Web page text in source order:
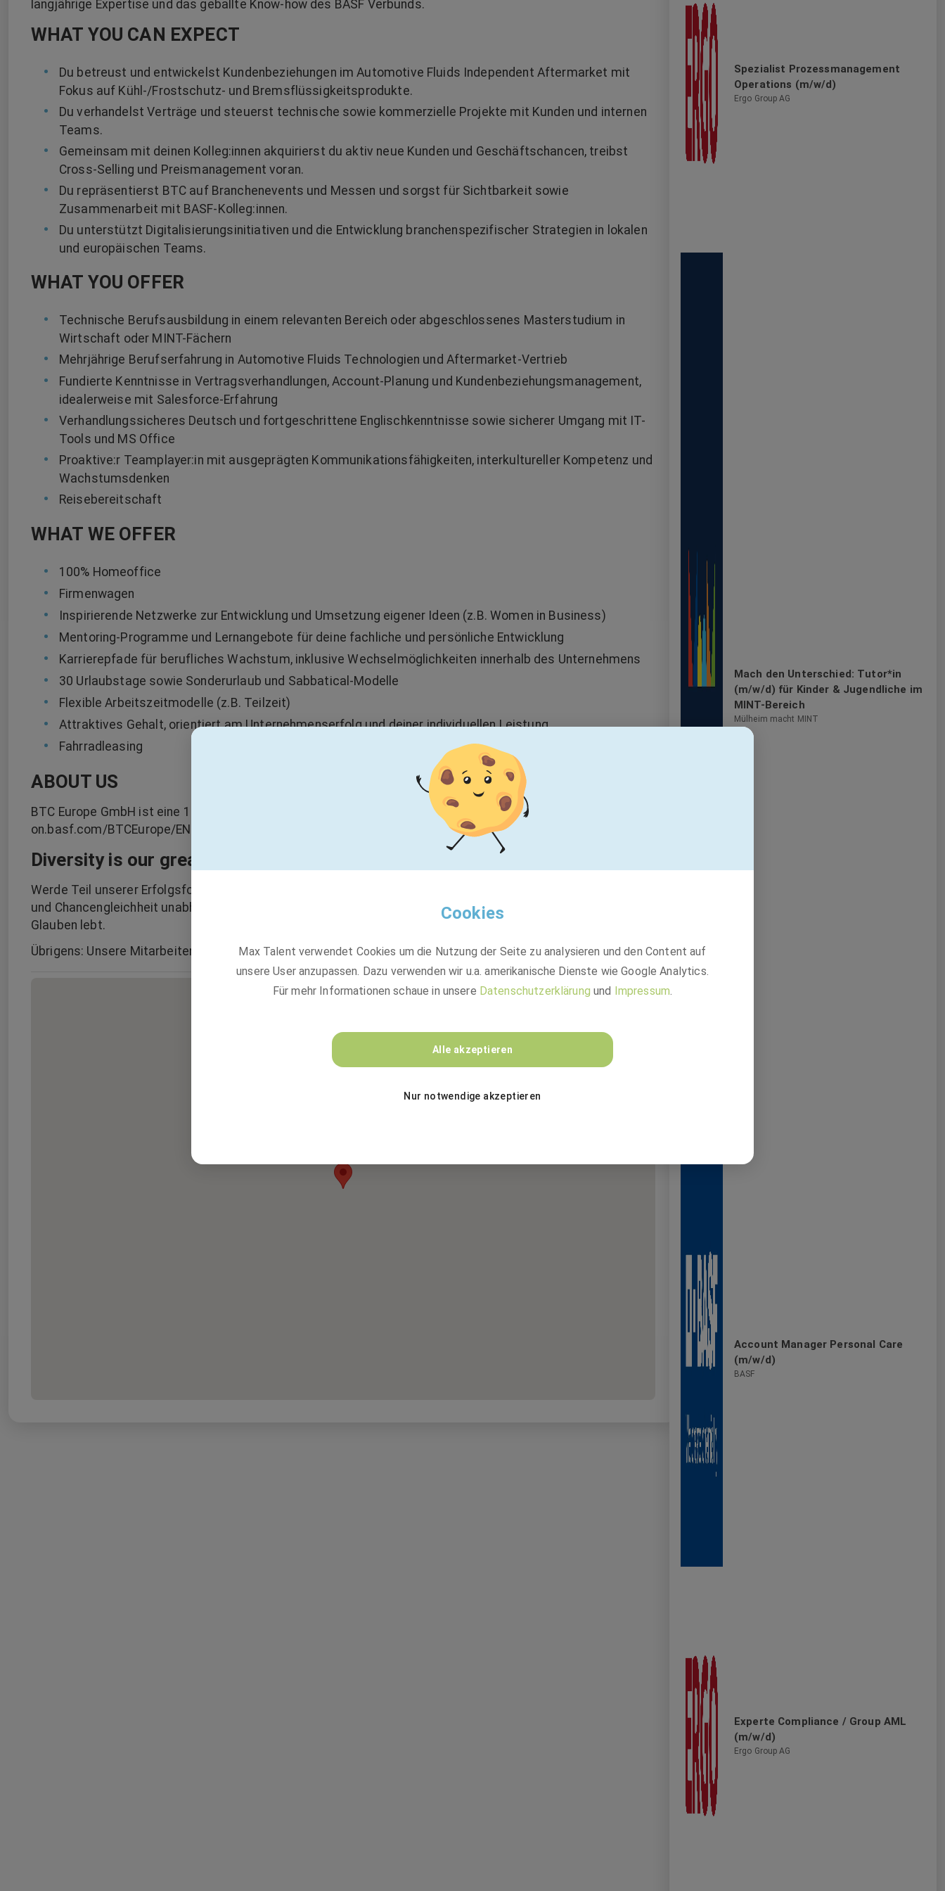
langjährige Expertise und das geballte Know-how des BASF Verbunds.
WHAT YOU CAN EXPECT
Du betreust und entwickelst Kundenbeziehungen im Automotive Fluids Independent Aftermarket mit
Fokus auf Kühl-/Frostschutz- und Bremsflüssigkeitsprodukte.
Du verhandelst Verträge und steuerst technische sowie kommerzielle Projekte mit Kunden und internen
Teams.
Gemeinsam mit deinen Kolleg:innen akquirierst du aktiv neue Kunden und Geschäftschancen, treibst
Cross-Selling und Preismanagement voran.
Du repräsentierst BTC auf Branchenevents und Messen und sorgst für Sichtbarkeit sowie
Zusammenarbeit mit BASF-Kolleg:innen.
Du unterstützt Digitalisierungsinitiativen und die Entwicklung branchenspezifischer Strategien in lokalen
und europäischen Teams.
WHAT YOU OFFER
Technische Berufsausbildung in einem relevanten Bereich oder abgeschlossenes Masterstudium in
Wirtschaft oder MINT-Fächern
Mehrjährige Berufserfahrung in Automotive Fluids Technologien und Aftermarket-Vertrieb
Fundierte Kenntnisse in Vertragsverhandlungen, Account-Planung und Kundenbeziehungsmanagement,
idealerweise mit Salesforce-Erfahrung
Verhandlungssicheres Deutsch und fortgeschrittene Englischkenntnisse sowie sicherer Umgang mit IT-
Tools und MS Office
Proaktive:r Teamplayer:in mit ausgeprägten Kommunikationsfähigkeiten, interkultureller Kompetenz und
Wachstumsdenken
Reisebereitschaft
WHAT WE OFFER
100% Homeoffice
Firmenwagen
Inspirierende Netzwerke zur Entwicklung und Umsetzung eigener Ideen (z.B. Women in Business)
Mentoring-Programme und Lernangebote für deine fachliche und persönliche Entwicklung
Karrierepfade für berufliches Wachstum, inklusive Wechselmöglichkeiten innerhalb des Unternehmens
30 Urlaubstage sowie Sonderurlaub und Sabbatical-Modelle
Flexible Arbeitszeitmodelle (z.B. Teilzeit)
Attraktives Gehalt, orientiert am Unternehmenserfolg und deiner individuellen Leistung
Fahrradleasing
ABOUT US
BTC Europe GmbH ist eine 100%ige Tochtergesellschaft der BASF. Erfahre mehr über BTC Europe GmbH unter
on.basf.com/BTCEurope/EN
Diversity is our greatest strength!
Werde Teil unserer Erfolgsformel und gestalte die Zukunft mit uns – in einem globalen Team, das Inklusion
und Chancengleichheit unabhängig von Geschlecht, Alter, Herkunft, sexueller Orientierung, Behinderung oder
Glauben lebt.
Übrigens: Unsere Mitarbeitenden entscheiden selbst, ob und wann sie sich duzen.
gestalte mit uns gemeinsam die Zukunft.
Spezialist Prozessmanagement
Operations (m/w/d)
Ergo Group AG
Mach den Unterschied: Tutor*in
(m/w/d) für Kinder & Jugendliche im
MINT-Bereich
Mülheim macht MINT
Account Manager Personal Care
(m/w/d)
BASF
Experte Compliance / Group AML
(m/w/d)
Ergo Group AG
Cookies
Max Talent verwendet Cookies um die Nutzung der Seite zu analysieren und den Content auf
unsere User anzupassen. Dazu verwenden wir u.a. amerikanische Dienste wie Google Analytics.
Für mehr Informationen schaue in unsere Datenschutzerklärung und Impressum.
Alle akzeptieren
Nur notwendige akzeptieren